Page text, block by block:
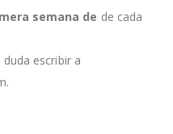
semana de de cada
escribir a